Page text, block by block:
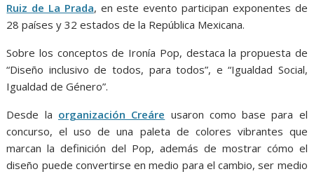
Ruiz de La Prada, en este evento participan exponentes de
28 países y 32 estados de la República Mexicana.
Sobre los conceptos de Ironía Pop, destaca la propuesta de
“Diseño inclusivo de todos, para todos”, e “Igualdad Social,
Igualdad de Género”.
Desde la organización Creáre usaron como base para el
concurso, el uso de una paleta de colores vibrantes que
marcan la definición del Pop, además de mostrar cómo el
diseño puede convertirse en medio para el cambio, ser medio